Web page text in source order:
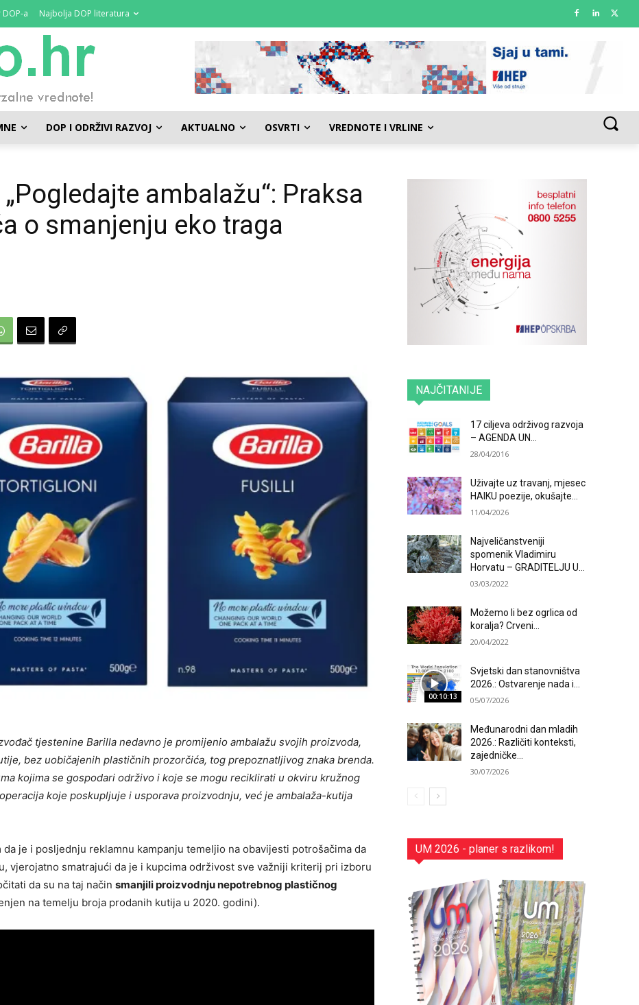
a Najbolja DOP literatura
DOP I ODRŽIVI RAZVOJ AKTUALNO OSVRTI VREDNOTE I VRLINE
ambalažu“: Praksa
o smanjenju eko traga
tjestenine Barilla nedavno je promijenio ambalažu svojih proizvoda,
bez uobičajenih plastičnih prozorčića, tog prepoznatljivog znaka brenda.
kojima se gospodari održivo i koje se mogu reciklirati u okviru kružnog
koje poskupljuje i usporava proizvodnju, već je ambalaža-kutija
je i posljednju reklamnu kampanju temeljio na obavijesti potrošačima da
vjerojatno smatrajući da je i kupcima održivost sve važniji kriterij pri izboru
da su na taj način smanjili proizvodnju nepotrebnog plastičnog
na temelju broja prodanih kutija u 2020. godini).
NAJČITANIJE
17 ciljeva održivog razvoja
– AGENDA UN...
28/04/2016
Uživajte uz travanj, mjesec
HAIKU poezije, okušajte...
11/04/2026
Najveličanstveniji
spomenik Vladimiru
Horvatu – GRADITELJU U...
03/03/2022
Možemo li bez ogrlica od
koralja? Crveni...
20/04/2022
00:10:13
Svjetski dan stanovništva
2026.: Ostvarenje nada i...
05/07/2026
Međunarodni dan mladih
2026.: Različiti konteksti,
zajedničke...
30/07/2026
UM 2026 - planer s razlikom!